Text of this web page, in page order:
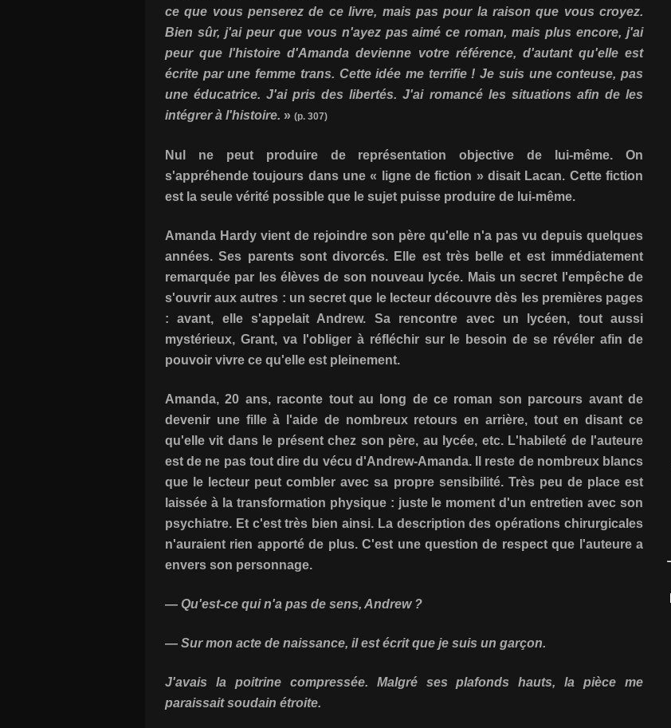
ce que vous penserez de ce livre, mais pas pour la raison que vous croyez.
Bien sûr, j'ai peur que vous n'ayez pas aimé ce roman, mais plus encore, j'ai
peur que l'histoire d'Amanda devienne votre référence, d'autant qu'elle est
écrite par une femme trans. Cette idée me terrifie ! Je suis une conteuse, pas
une éducatrice. J'ai pris des libertés. J'ai romancé les situations afin de les
intégrer à l'histoire. » (p. 307)
Nul ne peut produire de représentation objective de lui-même. On
s'appréhende toujours dans une « ligne de fiction » disait Lacan. Cette fiction
est la seule vérité possible que le sujet puisse produire de lui-même.
Amanda Hardy vient de rejoindre son père qu'elle n'a pas vu depuis quelques
années. Ses parents sont divorcés. Elle est très belle et est immédiatement
remarquée par les élèves de son nouveau lycée. Mais un secret l'empêche de
s'ouvrir aux autres : un secret que le lecteur découvre dès les premières pages
: avant, elle s'appelait Andrew. Sa rencontre avec un lycéen, tout aussi
mystérieux, Grant, va l'obliger à réfléchir sur le besoin de se révéler afin de
pouvoir vivre ce qu'elle est pleinement.
Amanda, 20 ans, raconte tout au long de ce roman son parcours avant de
devenir une fille à l'aide de nombreux retours en arrière, tout en disant ce
qu'elle vit dans le présent chez son père, au lycée, etc. L'habileté de l'auteure
est de ne pas tout dire du vécu d'Andrew-Amanda. Il reste de nombreux blancs
que le lecteur peut combler avec sa propre sensibilité. Très peu de place est
laissée à la transformation physique : juste le moment d'un entretien avec son
psychiatre. Et c'est très bien ainsi. La description des opérations chirurgicales
n'auraient rien apporté de plus. C'est une question de respect que l'auteure a
envers son personnage.
— Qu'est-ce qui n'a pas de sens, Andrew ?
— Sur mon acte de naissance, il est écrit que je suis un garçon.
J'avais la poitrine compressée. Malgré ses plafonds hauts, la pièce me
paraissait soudain étroite.